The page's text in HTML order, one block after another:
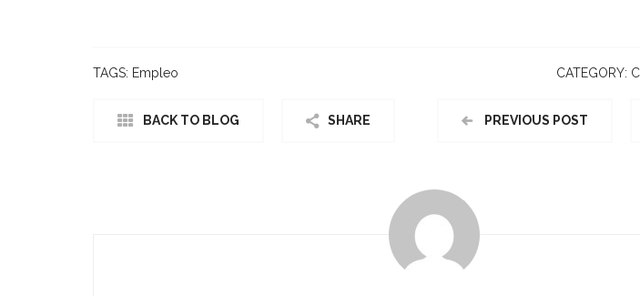
TAGS: Empleo CATEGORY:
BACK TO BLOG SHARE PREVIOUS POST